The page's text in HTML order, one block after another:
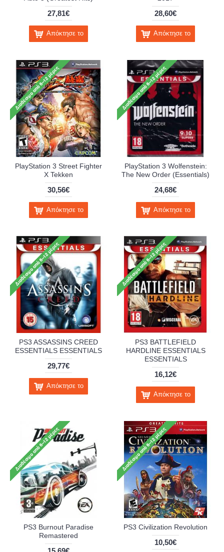
27,81€
Απόκτησε το
28,60€
Απόκτησε το
PlayStation 3 Street Fighter
X Tekken
30,56€
Απόκτησε το
PlayStation 3 Wolfenstein:
The New Order (Essentials)
24,68€
Απόκτησε το
PS3 ASSASSINS CREED
ESSENTIALS ESSENTIALS
29,77€
Απόκτησε το
PS3 BATTLEFIELD
HARDLINE ESSENTIALS
ESSENTIALS
16,12€
Απόκτησε το
PS3 Burnout Paradise
Remastered
PS3 Civilization Revolution
10,50€